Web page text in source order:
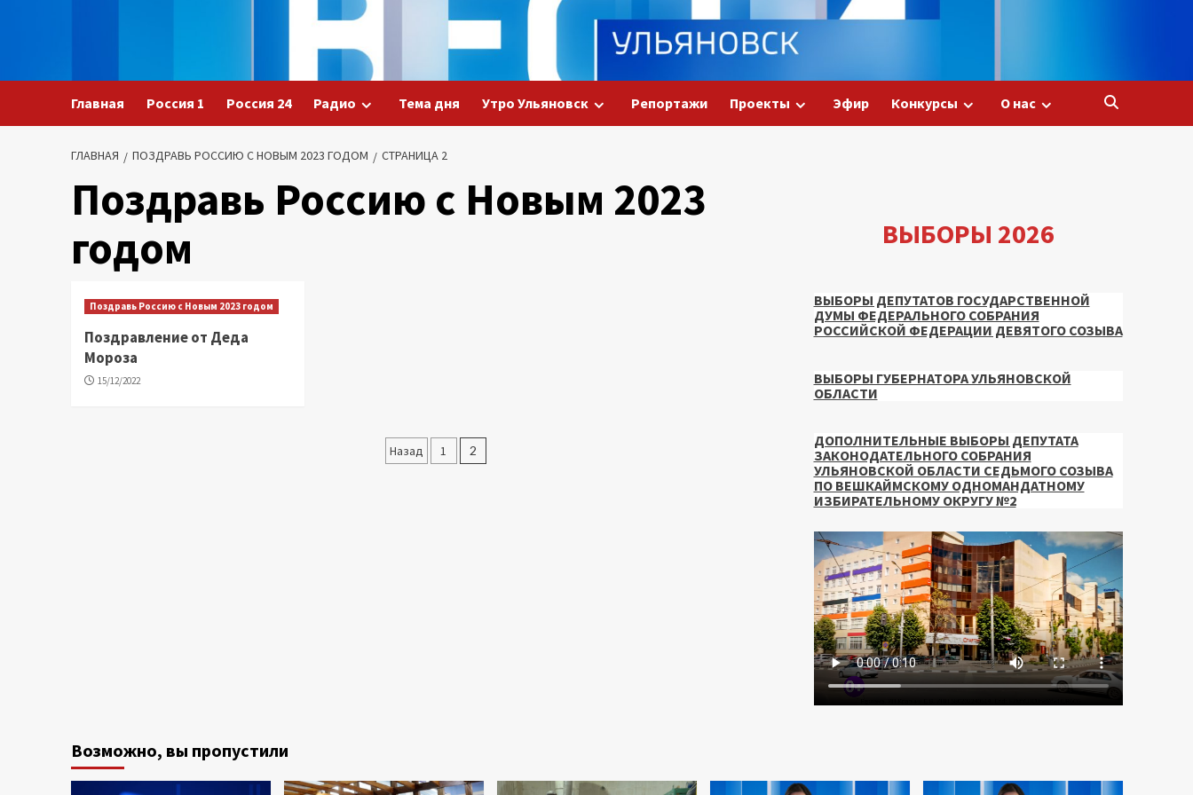
Главная Россия 1 Россия 24 Радио Тема дня Утро Ульяновск Репортажи Проекты Эфир Конкурсы О нас
ГЛАВНАЯ ПОЗДРАВЬ РОССИЮ С НОВЫМ 2023 ГОДОМ СТРАНИЦА 2
Поздравь Россию с Новым 2023
годом
Поздравь Россию с Новым 2023 годом
Поздравление от Деда
Мороза
15/12/2022
Пагинация
Назад 1 2
ВЫБОРЫ 2026
ВЫБОРЫ ДЕПУТАТОВ ГОСУДАРСТВЕННОЙ
ДУМЫ ФЕДЕРАЛЬНОГО СОБРАНИЯ
РОССИЙСКОЙ ФЕДЕРАЦИИ ДЕВЯТОГО СОЗЫВА
ВЫБОРЫ ГУБЕРНАТОРА УЛЬЯНОВСКОЙ
ОБЛАСТИ
ДОПОЛНИТЕЛЬНЫЕ ВЫБОРЫ ДЕПУТАТА
ЗАКОНОДАТЕЛЬНОГО СОБРАНИЯ
УЛЬЯНОВСКОЙ ОБЛАСТИ СЕДЬМОГО СОЗЫВА
ПО ВЕШКАЙМСКОМУ ОДНОМАНДАТНОМУ
ИЗБИРАТЕЛЬНОМУ ОКРУГУ №2
Возможно, вы пропустили